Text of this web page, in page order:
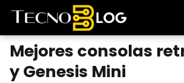
Mejores consolas
y Genesis Mini